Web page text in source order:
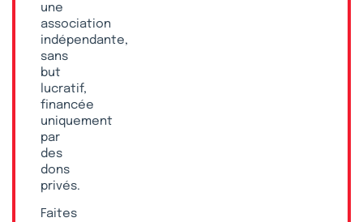
une
association
indépendante,
sans
but
lucratif,
financée
uniquement
par
des
dons
privés.
Faites